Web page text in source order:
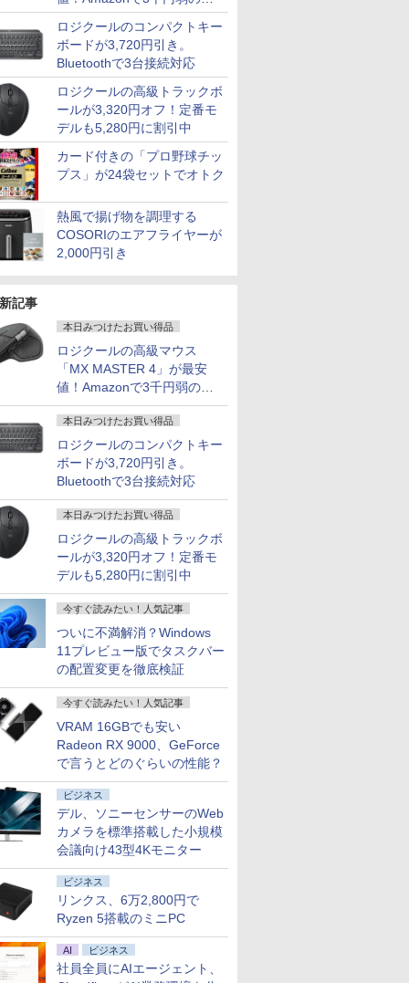
引
ロジクールのコンパクトキー
ボードが3,720円引き。
Bluetoothで3台接続対応
ロジクールの高級トラックボ
ールが3,320円オフ！定番モ
デルも5,280円に割引中
カード付きの「プロ野球チッ
プス」が24袋セットでオトク
熱風で揚げ物を調理する
COSORIのエアフライヤーが
2,000円引き
記事
本日みつけたお買い得品
ロジクールの高級マウス
「MX MASTER 4」が最安
値！Amazonで3千円弱の割
引
本日みつけたお買い得品
ロジクールのコンパクトキー
ボードが3,720円引き。
Bluetoothで3台接続対応
本日みつけたお買い得品
ロジクールの高級トラックボ
ールが3,320円オフ！定番モ
デルも5,280円に割引中
今すぐ読みたい！人気記事
ついに不満解消？Windows
11プレビュー版でタスクバー
の配置変更を徹底検証
今すぐ読みたい！人気記事
VRAM 16GBでも安い
Radeon RX 9000、GeForce
で言うとどのぐらいの性能？
ビジネス
デル、ソニーセンサーのWeb
カメラを標準搭載した小規模
会議向け43型4Kモニター
ビジネス
リンクス、6万2,800円で
Ryzen 5搭載のミニPC
AI ビジネス
社員全員にAIエージェント、